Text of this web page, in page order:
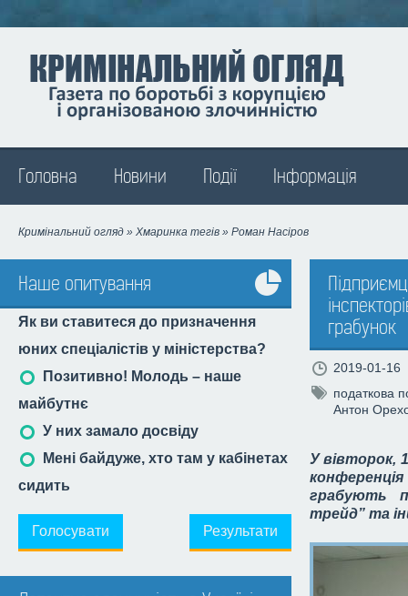
Головна Новини Події Інформація
Кримінальний огляд » Хмаринка тегів » Роман Насіров
Наше опитування
Усі
опитування
Як ви ставитеся до призначення
юних спеціалістів у міністерства?
Позитивно! Молодь – наше
майбутнє
У них замало досвіду
Мені байдуже, хто там у кабінетах
сидить
Голосувати Результати
грабунок
2019-01-16
податкова
Антон
У вівторок,
грабують
трейд” та